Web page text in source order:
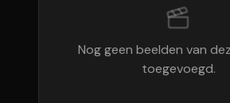
Nog geen beelden van
toegevoegd.